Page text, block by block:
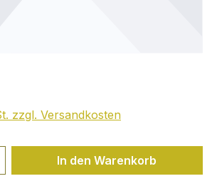
zzgl. Versandkosten
Gib den
In den Warenkorb